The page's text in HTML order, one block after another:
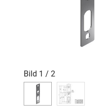
Bild 1 / 2